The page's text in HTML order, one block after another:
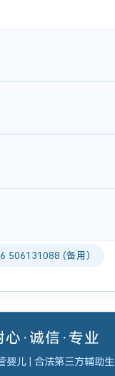
506131088 (备用)
·诚信·专业
婴儿 | 合法第三方辅助